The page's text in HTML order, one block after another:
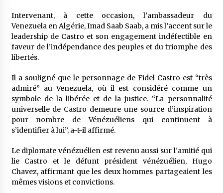
Intervenant, à cette occasion, l’ambassadeur du
Venezuela en Algérie, Imad Saab Saab, a mis l’accent sur le
leadership de Castro et son engagement indéfectible en
faveur de l’indépendance des peuples et du triomphe des
libertés.
Il a souligné que le personnage de Fidel Castro est “très
admiré” au Venezuela, où il est considéré comme un
symbole de la libérée et de la justice. “La personnalité
universelle de Castro demeure une source d’inspiration
pour nombre de Vénézuéliens qui continuent à
s’identifier à lui”, a-t-il affirmé.
Le diplomate vénézuélien est revenu aussi sur l’amitié qui
lie Castro et le défunt président vénézuélien, Hugo
Chavez, affirmant que les deux hommes partageaient les
mêmes visions et convictions.